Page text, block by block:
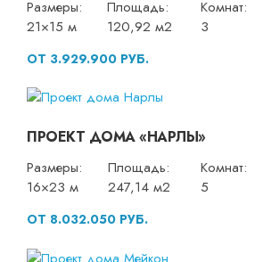
Размеры:
21×15 м
Площадь:
120,92 м2
Комнат:
3
ОТ 3.929.900 РУБ.
ПРОЕКТ ДОМА «НАРЛЫ»
Размеры:
16×23 м
Площадь:
247,14 м2
Комнат:
5
ОТ 8.032.050 РУБ.